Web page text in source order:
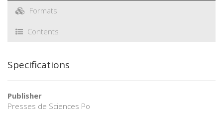
Formats
Contents
Specifications
Publisher
Presses de Sciences Po